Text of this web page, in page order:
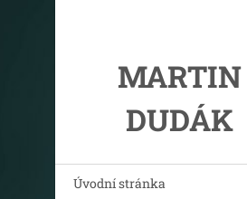
MARTIN
DUDÁK
Úvodní stránka